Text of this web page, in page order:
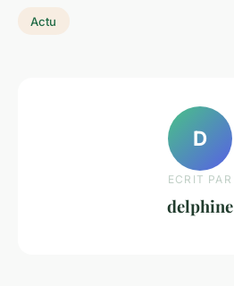
Actu
D
ECRIT PAR
delphine